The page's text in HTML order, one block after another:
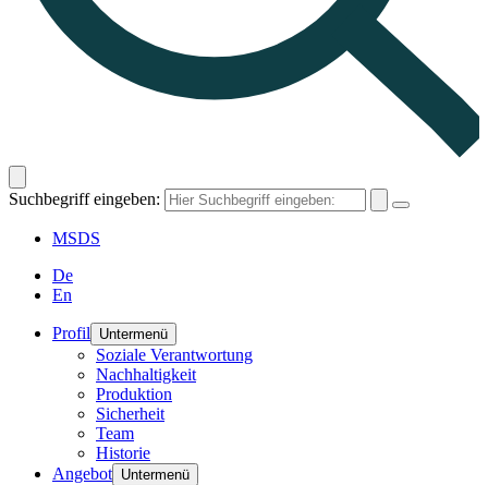
Suchbegriff eingeben:
MSDS
De
En
Profil Untermenü
Soziale Verantwortung
Nachhaltigkeit
Produktion
Sicherheit
Team
Historie
Angebot Untermenü